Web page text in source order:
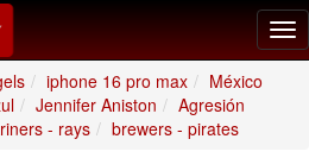
iphone 16 pro max
México
Jennifer Aniston
Agresión
- rays brewers - pirates